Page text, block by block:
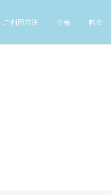
ご利用方法 車種 料金